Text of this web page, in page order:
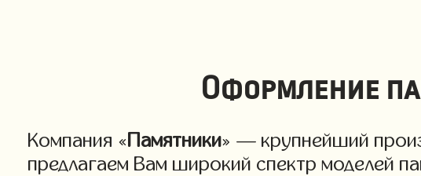
Оформление
Компания « Памятники» — крупнейший
предлагаем Вам широкий спектр моделей